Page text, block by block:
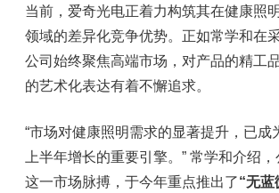
当前，爱奇光电正着力构筑其在健康照
领域的差异化竞争优势。正如常学和在
公司始终聚焦高端市场，对产品的精工
的艺术化表达有着不懈追求。
“市场对健康照明需求的显著提升，已成
上半年增长的重要引擎。” 常学和介绍
这一市场脉搏，于今年重点推出了“无蓝